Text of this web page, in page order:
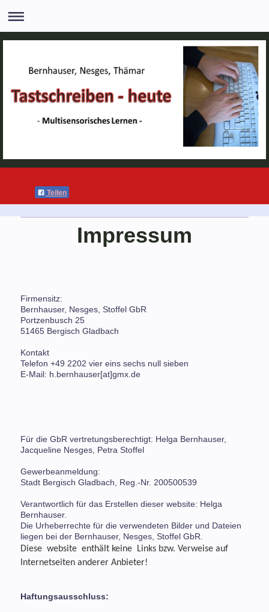
Teilen
Impressum
Firmensitz:
Bernhauser, Nesges, Stoffel GbR
Portzenbusch 25
51465 Bergisch Gladbach
Kontakt
Telefon +49 2202 vier eins sechs null sieben
E-Mail: h.bernhauser[at]gmx.de
Für die GbR vertretungsberechtigt: Helga Bernhauser,
Jacqueline Nesges, Petra Stoffel
Gewerbeanmeldung:
Stadt Bergisch Gladbach, Reg.-Nr. 200500539
Verantwortlich für das Erstellen dieser website: Helga
Bernhauser.
Die Urheberrechte für die verwendeten Bilder und Dateien
liegen bei der Bernhauser, Nesges, Stoffel GbR.
Diese website enthält keine Links bzw. Verweise auf
Internetseiten anderer Anbieter!
Haftungsausschluss: